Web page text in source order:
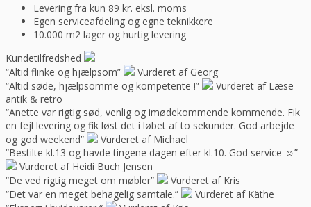
Levering fra kun 89 kr. eksl. moms
Egen serviceafdeling og egne teknikkere
10.000 m2 lager og hurtig levering
Kundetilfredshed
“Altid flinke og hjælpsom”
Vurderet af Georg
“Altid søde, hjælpsomme og kompetente !”
Vurderet af Læse
antik & retro
“Anette var rigtig sød, venlig og imødekommende kommende. Fik
en fejl levering og fik løst det i løbet af to sekunder. God arbejde
og god weekend”
Vurderet af Michael
“Bestilte kl.13 og havde tingene dagen efter kl.10. God service ☺”
Vurderet af Heidi Buch Jensen
“De ved rigtig meget om møbler”
Vurderet af Kris
“Det var en meget behagelig samtale.”
Vurderet af Käthe